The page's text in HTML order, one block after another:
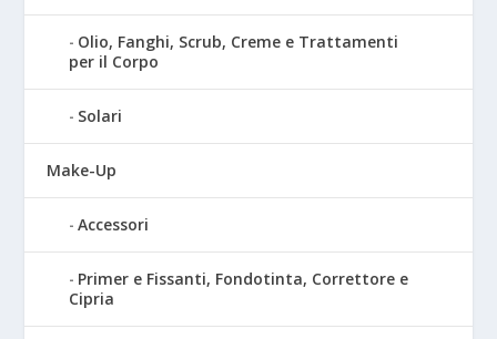
Olio, Fanghi, Scrub, Creme e Trattamenti
per il Corpo
Solari
Make-Up
Accessori
Primer e Fissanti, Fondotinta, Correttore e
Cipria